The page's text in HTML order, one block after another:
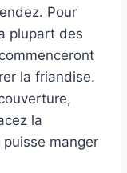
Pour
plupart des
la friandise.
la
manger